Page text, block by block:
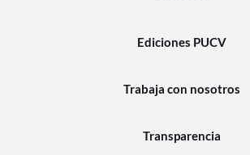
Ediciones PUCV
Trabaja con nosotros
Transparencia